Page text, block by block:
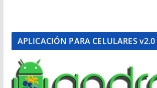
APLICACIÓN PARA CELULARES v2.0